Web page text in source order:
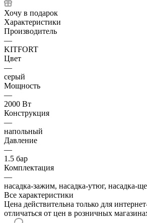
Хочу в подарок
Характеристики
Производитель
—
KITFORT
Цвет
—
серый
Мощность
—
2000 Вт
Конструкция
—
напольный
Давление
—
1.5 бар
Комплектация
—
насадка-зажим, насадка-утюг, насадка-
Все характеристики
Цена действительна только для
отличаться от цен в розничных